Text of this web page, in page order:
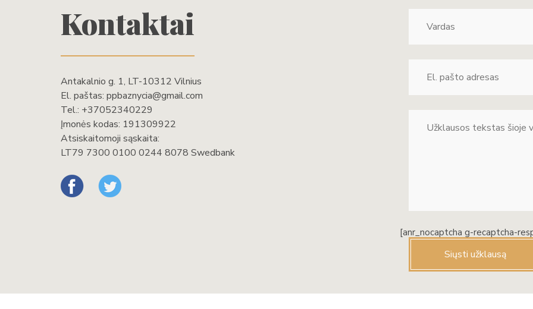
Kontaktai
Antakalnio g. 1, LT-10312 Vilnius
El. paštas: ppbaznycia@gmail.com
Tel.: +37052340229
Įmonės kodas: 191309922
Atsiskaitomoji sąskaita:
LT79 7300 0100 0244 8078 Swedbank
[anr_nocaptcha g-recaptcha-